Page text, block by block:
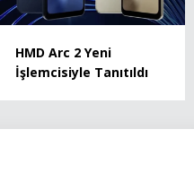
HMD Arc 2 Yeni
İşlemcisiyle Tanıtıldı